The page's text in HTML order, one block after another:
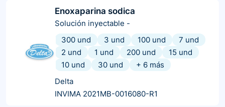
Enoxaparina sodica
Solución inyectable -
300 und
3 und 100 und
7 und
2 und
1 und 200 und
15 und
10 und
30 und + 6 más
Delta
INVIMA 2021MB-0016080-R1